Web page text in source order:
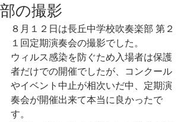
部の撮影
８月１２日は長丘中学校吹奏楽部 第２
１回定期演奏会の撮影でした。
ウィルス感染を防ぐため入場者は保護
者だけでの開催でしたが、コンクール
やイベント中止が相次いだ中、定期演
奏会が開催出来て本当に良かったで
す。